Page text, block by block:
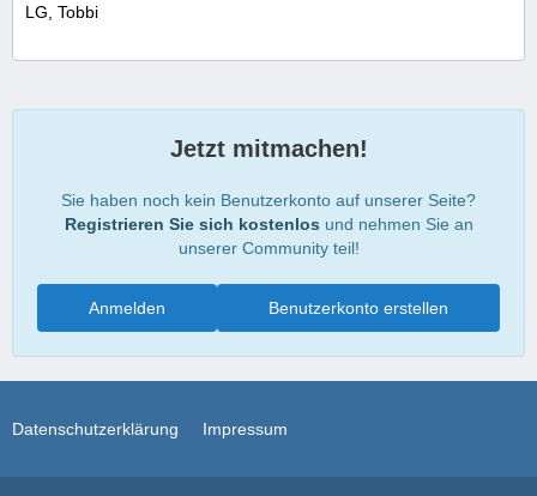
LG, Tobbi
Jetzt mitmachen!
Sie haben noch kein Benutzerkonto auf unserer Seite?
Registrieren Sie sich kostenlos und nehmen Sie an
unserer Community teil!
Benutzerkonto erstellen
Anmelden
Datenschutzerklärung Impressum